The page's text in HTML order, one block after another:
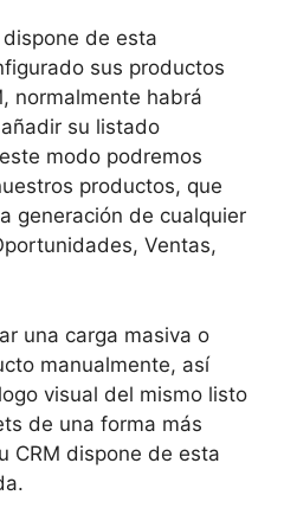
de esta
sus productos
normalmente habrá
su listado
modo podremos
productos, que
generación de cualquier
Ventas,
una carga masiva o
manualmente, así
visual del mismo listo
de una forma más
CRM dispone de esta